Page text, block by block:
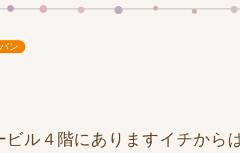
パン
ビル４階にありますイチか